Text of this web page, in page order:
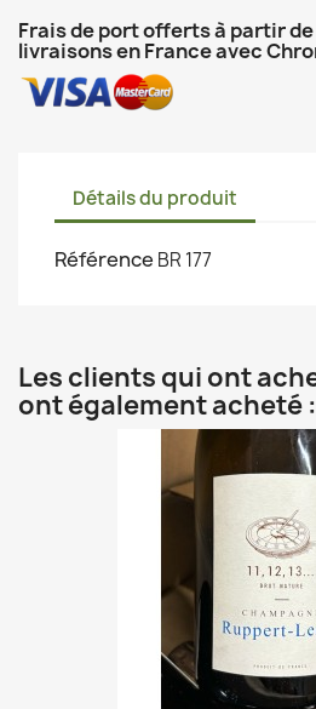
Frais de port offerts à partir
livraisons en France avec
Détails du produit
Référence BR 177
Les clients qui ont
ont également acheté :